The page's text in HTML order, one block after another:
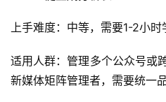
上手难度：中等，需要1-2小时
适用人群：管理多个公众号或
新媒体矩阵管理者，需要统一